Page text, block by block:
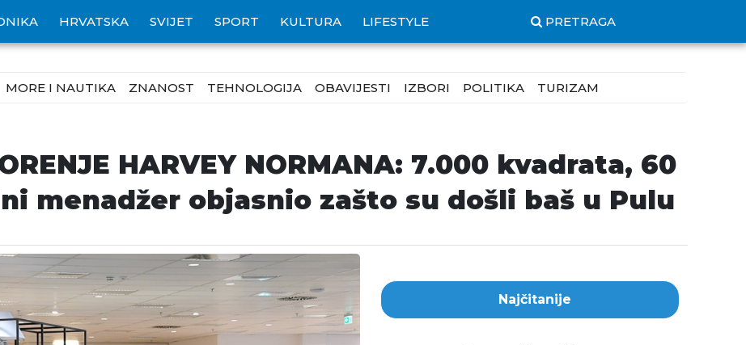
HRVATSKA SVIJET SPORT KULTURA LIFESTYLE PRETRAGA
MORE I NAUTIKA ZNANOST TEHNOLOGIJA OBAVIJESTI IZBORI POLITIKA TURIZAM
HARVEY NORMANA: 7.000 kvadrata, 60
menadžer objasnio zašto su došli baš u Pulu
Najčitanije